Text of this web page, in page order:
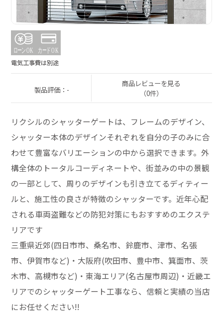
電気工事費は別途
製品評価：-
商品レビューを見る
（0件）
リクシルのシャッターゲートは、フレームのデザイン、
シャッター本体のデザインそれぞれを自分の子のみに合
わせて豊富なバリエーションの中から選択できます。外
構全体のトータルコーディネートや、街並みの中の景観
の一部として、周りのデザインも引き立てるディティー
ルと、施工性の良さが特徴のシャッターです。近年心配
される車両盗難などの防犯対策にもおすすめのエクステ
リアです
三重県近郊(四日市市、桑名市、鈴鹿市、津市、名張
市、伊賀市など)・大阪府(吹田市、豊中市、箕面市、茨
木市、高槻市など)・東海エリア(名古屋市周辺)・近畿エ
リアでのシャッターゲート工事なら、信頼と実績の当店
にお任せください!!